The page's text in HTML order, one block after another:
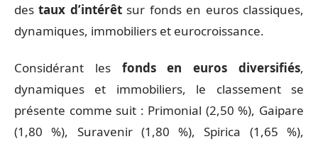
destaux d’intérêtsur fonds en euros classiques,
dynamiques, immobiliers et eurocroissance.
Considérant les fonds en euros diversifiés,
dynamiques et immobiliers, le classement se
présente comme suit : Primonial (2,50 %), Gaipare
(1,80 %), Suravenir (1,80 %), Spirica (1,65 %),